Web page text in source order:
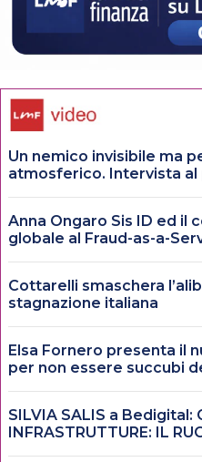
Un nemico invisibile ma
atmosferico. Intervista al
Anna Ongaro Sis ID ed il
globale al Fraud-as-a-
Cottarelli smaschera
stagnazione italiana
Elsa Fornero presenta il
per non essere succubi
SILVIA SALIS a Bedigital:
INFRASTRUTTURE: IL